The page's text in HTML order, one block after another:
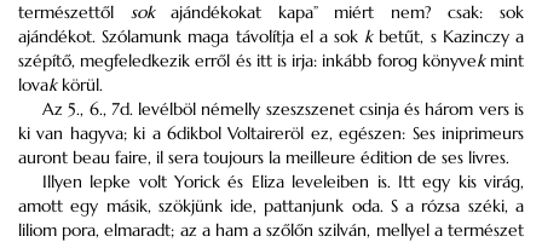
természettől sokajándékokat kapa” miért nem? csak: sok
ajándékot. Szólamunk maga távolítja el a sok kbetűt, s Kazinczy a
szépítő, megfeledkezik erről és itt is irja: inkább forog könyvekmint
lovakkörül.
Az 5., 6., 7d. levélböl némelly szeszszenet csinja és három vers is
ki van hagyva; ki a 6dikbol Voltaireröl ez, egészen: Ses iniprimeurs
auront beau faire, il sera toujours la meilleure édition de ses livres.
Illyen lepke volt Yorick és Eliza leveleiben is. Itt egy kis virág,
amott egy másik, szökjünk ide, pattanjunk oda. S a rózsa széki, a
liliom pora, elmaradt; az a ham a szőlőn szilván, mellyel a természet